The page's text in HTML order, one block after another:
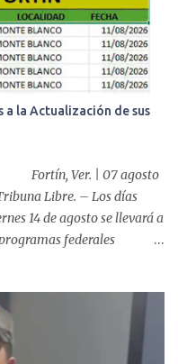
y mujeres en esta
en la explanada del
asistencial, Lic. Carlos
sedes de entre...
la Actualización de sus
agosto
Libre. – Los días
14 de agosto se llevará a
federales
y los productores del
la Secretaría de
De acuerdo a la